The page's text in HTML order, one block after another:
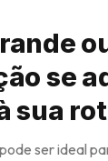
se
sua
ser ideal